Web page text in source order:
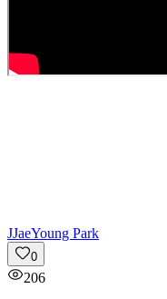
JJaeYoung Park
0
206